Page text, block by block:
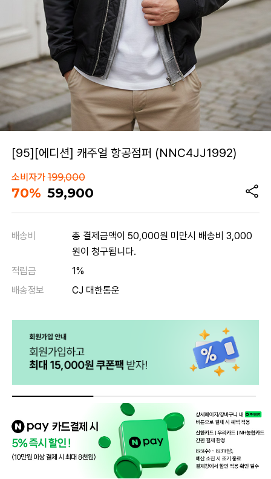
[95][에디션] 캐주얼 항공점퍼 (NNC4JJ1992)
소비자가199,000
70% 59,900
배송비
총 결제금액이 50,000원 미만시 배송비 3,000
원이 청구됩니다.
적립금
1%
배송정보
CJ 대한통운